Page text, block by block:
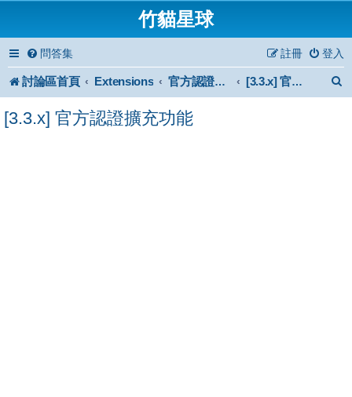
竹貓星球
問答集 登入
註冊
討論區首頁 Extensions 官方認證擴充功能 [3.3.x] 官方認證擴充功能
[3.3.x] 官方認證擴充功能